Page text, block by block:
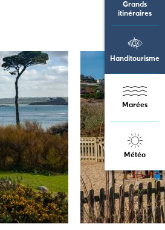
Grands
itinéraires
Handitourisme
Marées
Météo